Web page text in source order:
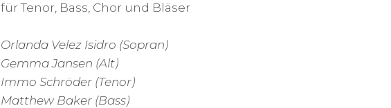
für Tenor, Bass, Chor und Bläser
Orlanda Velez Isidro (Sopran)
Gemma Jansen (Alt)
Immo Schröder (Tenor)
Matthew Baker (Bass)